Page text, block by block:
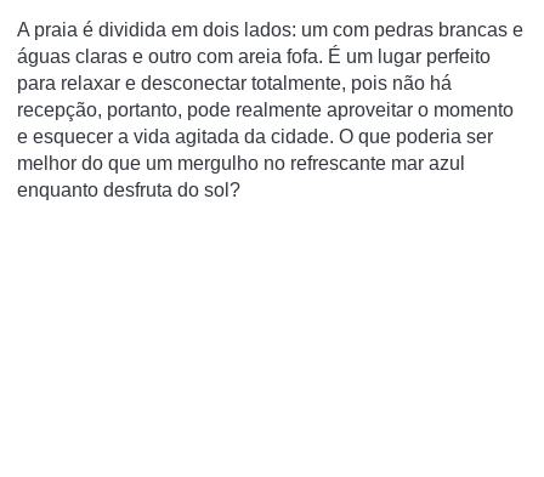
A praia é dividida em dois lados: um com pedras brancas e
águas claras e outro com areia fofa. É um lugar perfeito
para relaxar e desconectar totalmente, pois não há
recepção, portanto, pode realmente aproveitar o momento
e esquecer a vida agitada da cidade. O que poderia ser
melhor do que um mergulho no refrescante mar azul
enquanto desfruta do sol?